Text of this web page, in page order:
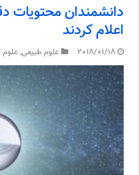
دانشمندان محتویات
اعلام کردند
2018/01/18 علوم طبیعی,علوم